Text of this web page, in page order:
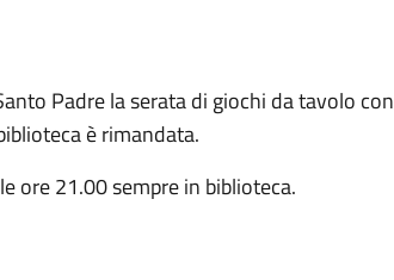
Padre la serata di giochi da tavolo con
è rimandata.
ore 21.00 sempre in biblioteca.